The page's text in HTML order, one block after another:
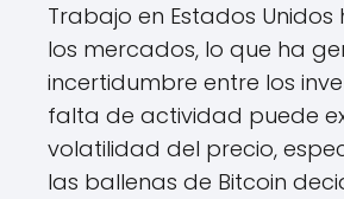
Trabajo en Estados
los mercados, lo que ha
incertidumbre entre los
falta de actividad puede
volatilidad del precio,
las ballenas de Bitcoin